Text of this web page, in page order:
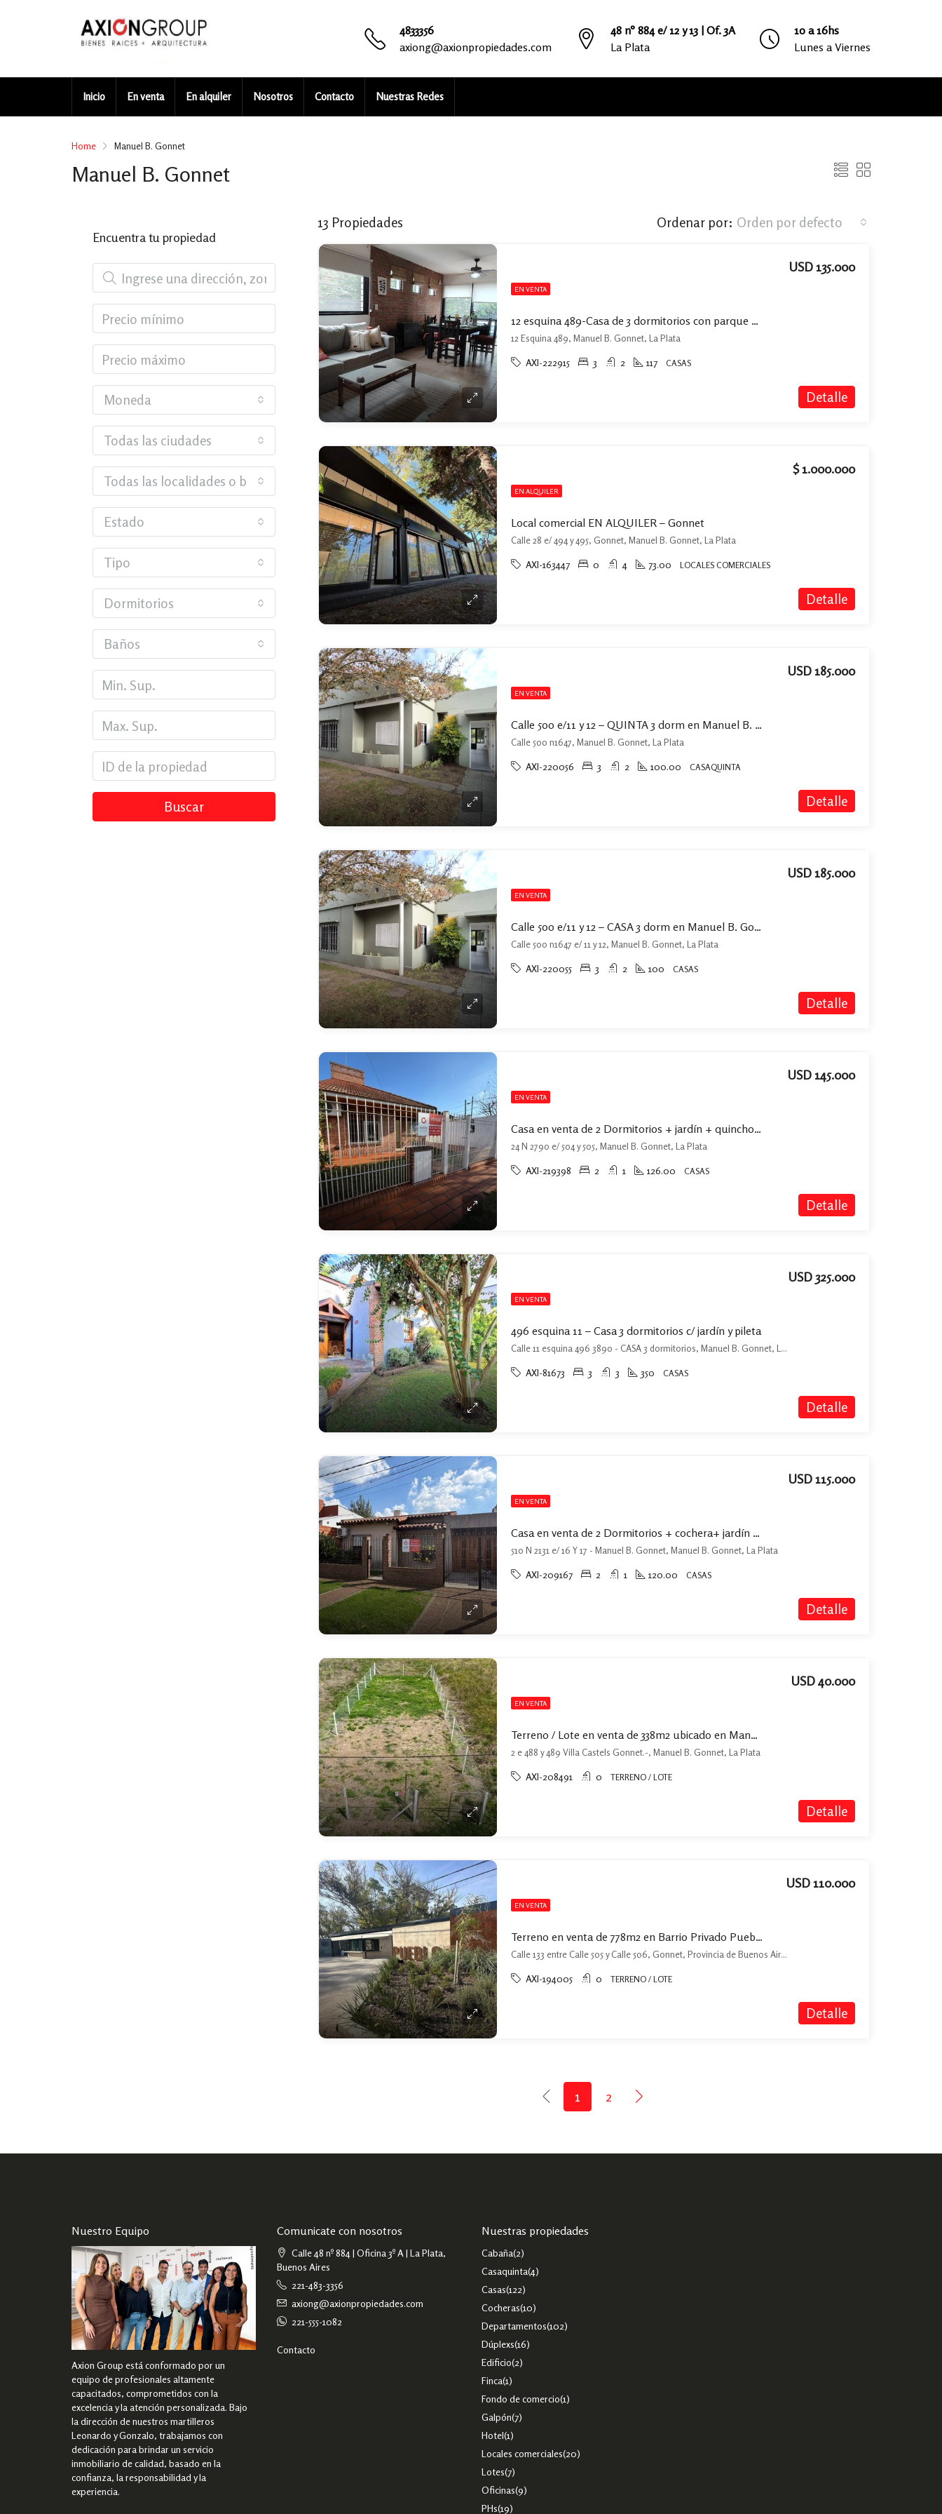
4833356
axiong@axionpropiedades.com
48 n° 884 e/ 12 y 13 | Of. 3A
La Plata
10 a 16hs
Lunes a Viernes
Inicio En venta En alquiler Nosotros Contacto Nuestras Redes
Home Manuel B. Gonnet
Manuel B. Gonnet
13 Propiedades Ordenar por: Orden por defecto
EN VENTA
12 esquina 489-Casa de 3 dormitorios con parque en Villa Castells, Gonnet
USD 135.000
12 Esquina 489, Manuel B. Gonnet, La Plata
AXI-222915 3 2 117 CASAS
Detalle
EN ALQUILER
Local comercial EN ALQUILER – Gonnet
$ 1.000.000
Calle 28 e/ 494 y 495, Gonnet, Manuel B. Gonnet, La Plata
AXI-163447 0 4 73.00 LOCALES COMERCIALES
Detalle
EN VENTA
Calle 500 e/11 y 12 – QUINTA 3 dorm en Manuel B. Gonnet
USD 185.000
Calle 500 n1647, Manuel B. Gonnet, La Plata
AXI-220056 3 2 100.00 CASAQUINTA
Detalle
EN VENTA
Calle 500 e/11 y 12 – CASA 3 dorm en Manuel B. Gonnet
USD 185.000
Calle 500 n1647 e/ 11 y 12, Manuel B. Gonnet, La Plata
AXI-220055 3 2 100 CASAS
Detalle
EN VENTA
Casa en venta de 2 Dormitorios + jardín + quincho/cochera en Manuel B. Gonnet
USD 145.000
24 N 2790 e/ 504 y 505, Manuel B. Gonnet, La Plata
AXI-219398 2 1 126.00 CASAS
Detalle
EN VENTA
496 esquina 11 – Casa 3 dormitorios c/ jardín y pileta
USD 325.000
Calle 11 esquina 496 3890 - CASA 3 dormitorios, Manuel B. Gonnet, La Plata
AXI-81673 3 3 350 CASAS
Detalle
EN VENTA
Casa en venta de 2 Dormitorios + cochera+ jardín con Pileta en Manuel B. Gonnet
USD 115.000
510 N 2131 e/ 16 Y 17 - Manuel B. Gonnet, Manuel B. Gonnet, La Plata
AXI-209167 2 1 120.00 CASAS
Detalle
EN VENTA
Terreno / Lote en venta de 338m2 ubicado en Manuel B. Gonnet
USD 40.000
2 e 488 y 489 Villa Castels Gonnet.-, Manuel B. Gonnet, La Plata
AXI-208491 0 TERRENO / LOTE
Detalle
EN VENTA
Terreno en venta de 778m2 en Barrio Privado Pueblos DC Manuel B. Gonnet
USD 110.000
Calle 133 entre Calle 505 y Calle 506, Gonnet, Provincia de Buenos Aires, Argentina, Manuel B. Gonnet, La Plata
AXI-194005 0 TERRENO / LOTE
Detalle
1 2
Encuentra tu propiedad
Moneda
Todas las ciudades
Todas las localidades o barrios
Estado
Tipo
Dormitorios
Baños
Buscar
Nuestro Equipo
Axion Group está conformado por un
equipo de profesionales altamente
capacitados, comprometidos con la
excelencia y la atención personalizada. Bajo
la dirección de nuestros martilleros
Leonardo y Gonzalo, trabajamos con
dedicación para brindar un servicio
inmobiliario de calidad, basado en la
confianza, la responsabilidad y la
experiencia.
Comunicate con nosotros
Calle 48 nº 884 | Oficina 3º A | La Plata,
Buenos Aires
221-483-3356
axiong@axionpropiedades.com
221-555-1082
Contacto
Nuestras propiedades
Cabaña(2)
Casaquinta(4)
Casas(122)
Cocheras(10)
Departamentos(102)
Dúplexs(16)
Edificio(2)
Finca(1)
Fondo de comercio(1)
Galpón(7)
Hotel(1)
Locales comerciales(20)
Lotes(7)
Oficinas(9)
PHs(19)